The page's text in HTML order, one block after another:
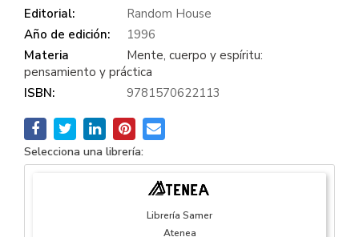
Editorial:
Random House
Año de edición:
1996
Materia
Mente, cuerpo y espíritu:
pensamiento y práctica
ISBN:
9781570622113
Selecciona una librería:
Librería Samer
Atenea